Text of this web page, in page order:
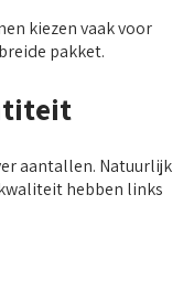
kiezen vaak voor
pakket.
aantallen. Natuurlijk
hebben links